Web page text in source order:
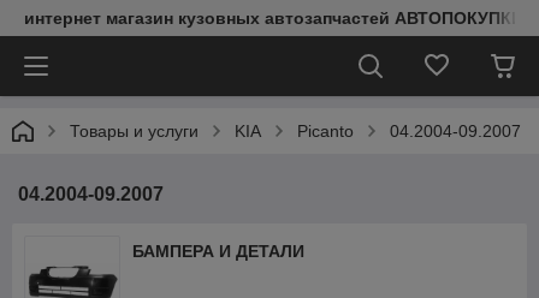
интернет магазин кузовных автозапчастей АВТОПОКУПКИ
Товары и услуги KIA Picanto 04.2004-09.2007
04.2004-09.2007
БАМПЕРА И ДЕТАЛИ